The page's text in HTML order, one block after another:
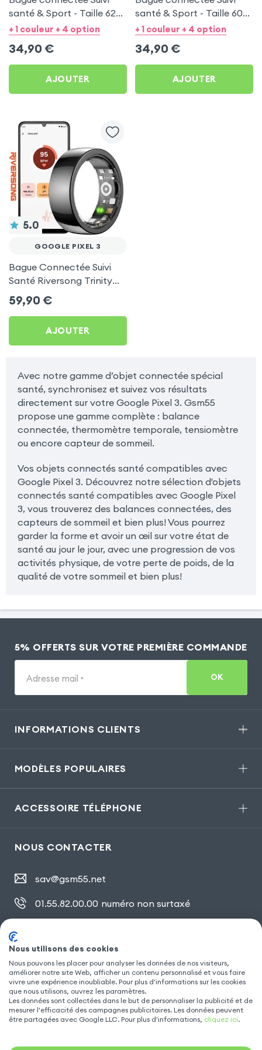
santé & Sport - Taille 62
Noir
+ 1 couleur + 4 option
34,90 €
AJOUTER
santé & Sport - Taille 60
Argent
+ 1 couleur + 4 option
34,90 €
AJOUTER
5.0
GOOGLE PIXEL 3
Bague Connectée Suivi
Santé Riversong Trinity
Noir - Anneau Connecté
Étanche IP68
59,90 €
AJOUTER
Avec notre gamme d’objet connectée spécial
santé, synchronisez et suivez vos résultats
directement sur votre Google Pixel 3. Gsm55
propose une gamme complète : balance
connectée, thermomètre temporale, tensiomètre
ou encore capteur de sommeil.
Vos objets connectés santé compatibles avec
Google Pixel 3. Découvrez notre sélection d'objets
connectés santé compatibles avec Google Pixel
3, vous trouverez des balances connectées, des
capteurs de sommeil et bien plus! Vous pourrez
garder la forme et avoir un œil sur votre état de
santé au jour le jour, avec une progression de vos
activités physique, de votre perte de poids, de la
qualité de votre sommeil et bien plus!
5% OFFERTS SUR VOTRE PREMIÈRE COMMANDE
Adresse mail * OK
INFORMATIONS CLIENTS
MODÈLES POPULAIRES
ACCESSOIRE TÉLÉPHONE
NOUS CONTACTER
sav@gsm55.net
01.55.82.00.00 numéro non surtaxé
SUIVEZ NOUS
Nous utilisons des cookies
Nous pouvons les placer pour analyser les données de nos visiteurs,
améliorer notre site Web, afficher un contenu personnalisé et vous faire
vivre une expérience inoubliable. Pour plus d'informations sur les cookies
que nous utilisons, ouvrez les paramètres.
Les données sont collectées dans le but de personnaliser la publicité et de
mesurer l'efficacité des campagnes publicitaires. Les données peuvent
être partagées avec Google LLC. Pour plus d'informations, cliquez ici.